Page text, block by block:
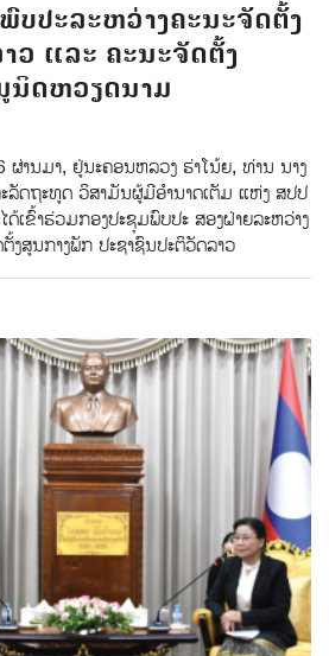
ບປະລະຫວ່າງຄະນະຈັດຕັ້ງ
ວ ແລະ ຄະນະຈັດຕັ້ງ
ນິດຫວຽດນາມ
ານມາ, ຢູ່ນະຄອນຫລວງ ຮ່າໂນ້ຍ, ທ່ານ ນາງ
ລັດຖະທູດ ວິສາມັນຜູ້ມີອຳນາດເຕັມ ແຫ່ງ ສປປ
ເຂົ້າຮ່ວມກອງປະຊຸມພົບປະ ສອງຝ່າຍລະຫວ່າງ
ງສູນກາງພັກ ປະຊາຊົນປະຕິວັດລາວ